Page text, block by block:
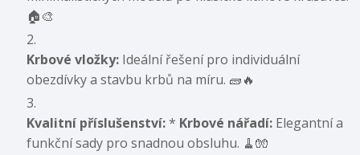
🏠🎨
Krbové vložky: Ideální řešení pro individuální
obezdívky a stavbu krbů na míru. 🧱🔥
Kvalitní příslušenství:* Krbové nářadí: Elegantní a
funkční sady pro snadnou obsluhu. 🧹🧤